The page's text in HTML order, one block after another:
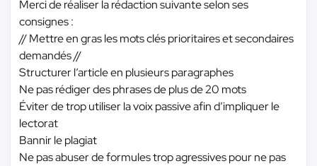
Merci de réaliser la rédaction suivante selon ses
consignes :
// Mettre en gras les mots clés prioritaires et secondaires
demandés //
Structurer l’article en plusieurs paragraphes
Ne pas rédiger des phrases de plus de 20 mots
Éviter de trop utiliser la voix passive afin d’impliquer le
lectorat
Bannir le plagiat
Ne pas abuser de formules trop agressives pour ne pas